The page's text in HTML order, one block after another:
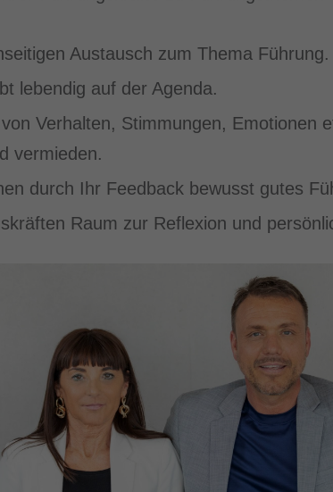
Austausch zum Thema Führung.
lebendig auf der Agenda.
Verhalten, Stimmungen, Emotionen
vermieden.
durch Ihr Feedback bewusst gutes
Raum zur Reflexion und